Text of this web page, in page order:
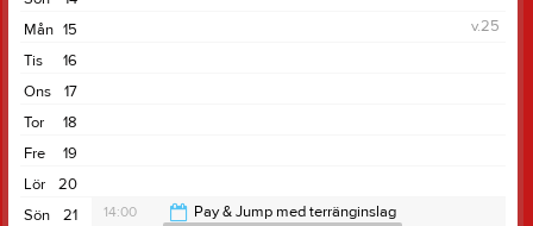
15
Mån
v.25
16
Tis
17
Ons
18
Tor
19
Fre
20
Lör
21
Sön 14:00
Pay & Jump med terränginslag